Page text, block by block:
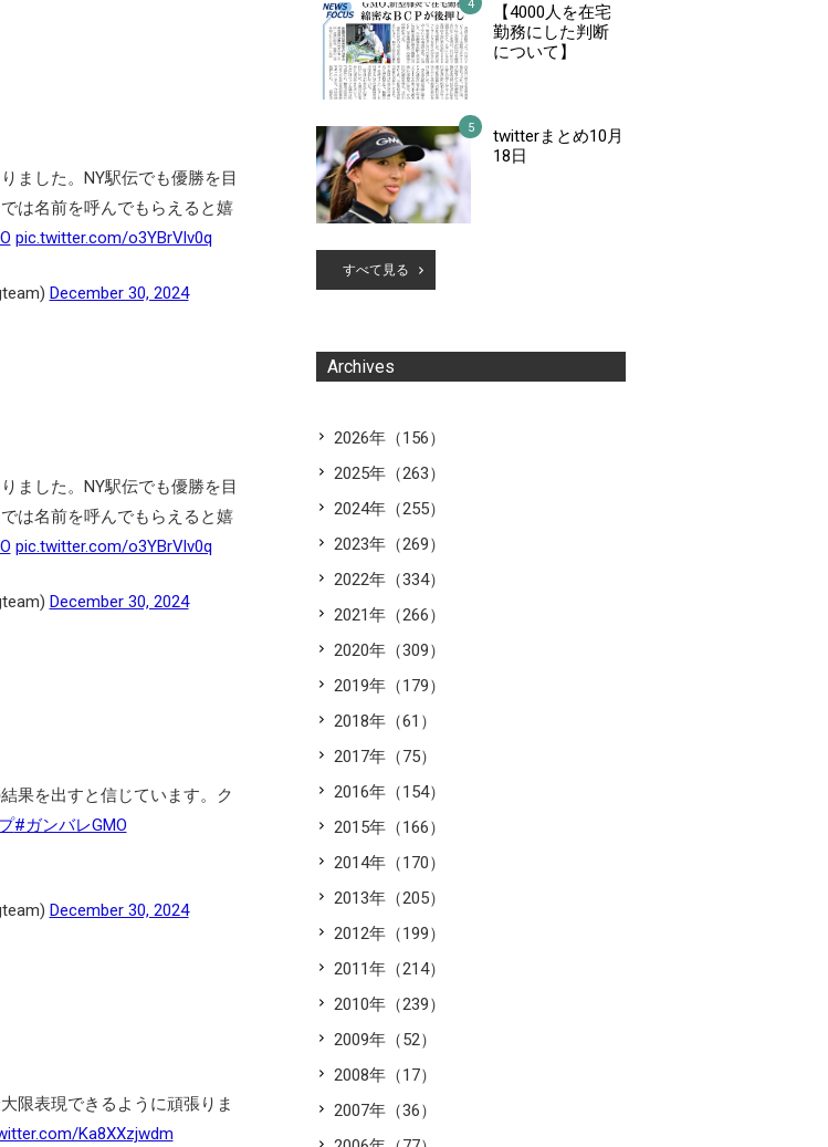
ました。NY駅伝でも優勝を目
は名前を呼んでもらえると嬉
pic.twitter.com/o3YBrVlv0q
December 30, 2024
ました。NY駅伝でも優勝を目
は名前を呼んでもらえると嬉
pic.twitter.com/o3YBrVlv0q
December 30, 2024
果を出すと信じています。ク
#ガンバレGMO
December 30, 2024
限表現できるように頑張りま
Ka8XXzjwdm
【4000人を在宅
勤務にした判断
について】
twitterまとめ10月
18日
すべて見る
Archives
2026年（156）
2025年（263）
2024年（255）
2023年（269）
2022年（334）
2021年（266）
2020年（309）
2019年（179）
2018年（61）
2017年（75）
2016年（154）
2015年（166）
2014年（170）
2013年（205）
2012年（199）
2011年（214）
2010年（239）
2009年（52）
2008年（17）
2007年（36）